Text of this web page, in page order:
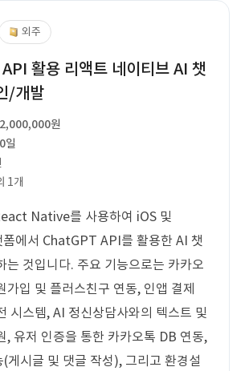
외주
활용 리액트 네이티브 AI 챗
/개발
원
일
1개
Native를 사용하여 iOS 및
에서 ChatGPT API를 활용한 AI 챗
는 것입니다. 주요 기능으로는 카카오
가입 및 플러스친구 연동, 인앱 결제
시스템, AI 정신상담사와의 텍스트 및
, 유저 인증을 통한 카카오톡 DB 연동,
게시글 및 댓글 작성), 그리고 환경설